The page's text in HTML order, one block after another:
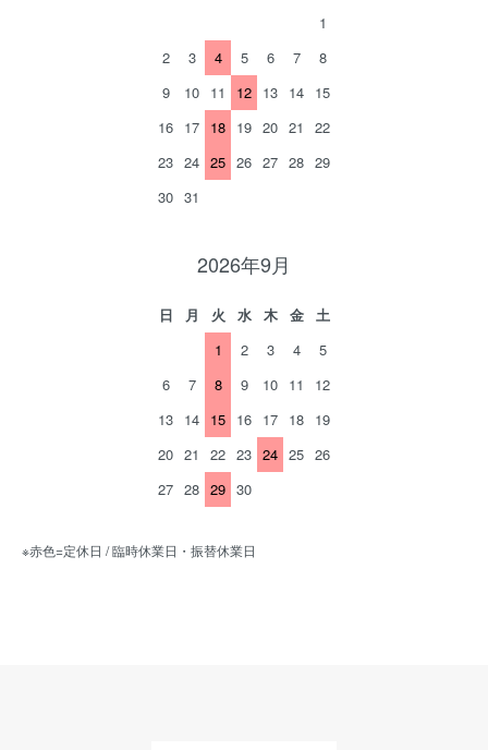
1
2
3 4 5 6 7
8
9
10 11 12 13 14 15
16 17 18 19 20 21
22
23 24 25 26 27 28 29
30 31
2026年9月
日 月 火 水 木 金
土
1
2 3 4
5
6
7 8 9 10 11
12
13 14 15 16 17 18 19
20 21 22 23 24 25 26
27 28 29 30
※赤色=定休日 / 臨時休業日・振替休業日